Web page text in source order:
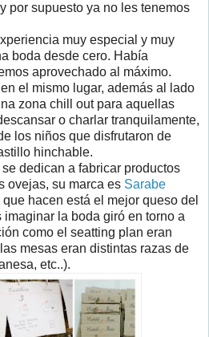
por supuesto ya no les tenemos
muy especial y muy
boda desde cero. Había
aprovechado al máximo.
el mismo lugar, además al lado
zona chill out para aquellas
o charlar tranquilamente,
los niños que disfrutaron de
hinchable.
dedican a fabricar productos
ovejas, su marca es Sarabe
hacen está el mejor queso del
la boda giró en torno a
como el seatting plan eran
mesas eran distintas razas de
etc..).